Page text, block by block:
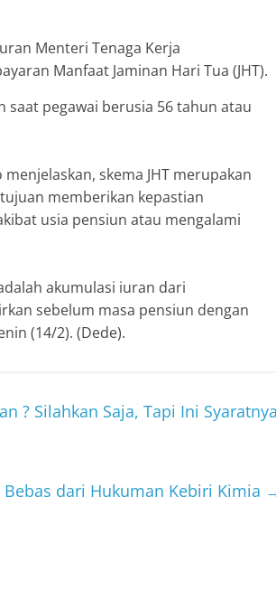
Menteri Tenaga Kerja
Manfaat Jaminan Hari Tua (JHT).
saat pegawai berusia 56 tahun atau
skema JHT merupakan
memberikan kepastian
usia pensiun atau mengalami
akumulasi iuran dari
sebelum masa pensiun dengan
(14/2). (Dede).
? Silahkan Saja, Tapi Ini
dari Hukuman Kebiri Kimia